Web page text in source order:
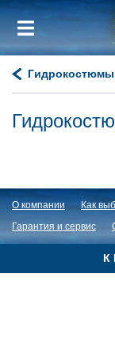
Гидрокостюмы
О компании Как
Гарантия и сервис
К